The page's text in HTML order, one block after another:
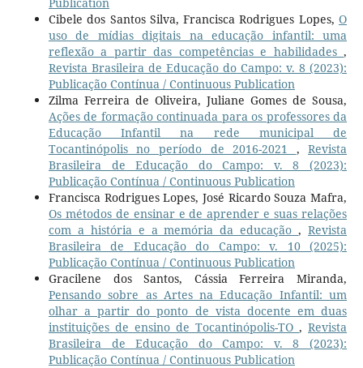
Cibele dos Santos Silva, Francisca Rodrigues Lopes,O
uso de mídias digitais na educação infantil: uma
reflexão a partir das competências e habilidades,
Revista Brasileira de Educação do Campo: v. 8 (2023):
Publicação Contínua / Continuous Publication
Zilma Ferreira de Oliveira, Juliane Gomes de Sousa,
Ações de formação continuada para os professores da
Educação Infantil na rede municipal de
Tocantinópolis no período de 2016-2021 ,Revista
Brasileira de Educação do Campo: v. 8 (2023):
Publicação Contínua / Continuous Publication
Francisca Rodrigues Lopes, José Ricardo Souza Mafra,
Os métodos de ensinar e de aprender e suas relações
com a história e a memória da educação,Revista
Brasileira de Educação do Campo: v. 10 (2025):
Publicação Contínua / Continuous Publication
Gracilene dos Santos, Cássia Ferreira Miranda,
Pensando sobre as Artes na Educação Infantil: um
olhar a partir do ponto de vista docente em duas
instituições de ensino de Tocantinópolis-TO,Revista
Brasileira de Educação do Campo: v. 8 (2023):
Publicação Contínua / Continuous Publication